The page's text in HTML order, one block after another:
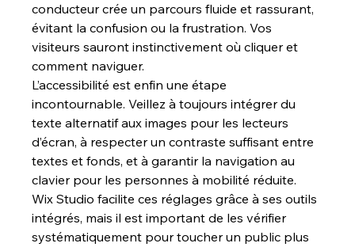
conducteur crée un parcours fluide et rassurant,
évitant la confusion ou la frustration. Vos
visiteurs sauront instinctivement où cliquer et
comment naviguer.
L’accessibilité est enfin une étape
incontournable. Veillez à toujours intégrer du
texte alternatif aux images pour les lecteurs
d’écran, à respecter un contraste suffisant entre
textes et fonds, et à garantir la navigation au
clavier pour les personnes à mobilité réduite.
Wix Studio facilite ces réglages grâce à ses outils
intégrés, mais il est important de les vérifier
systématiquement pour toucher un public plus